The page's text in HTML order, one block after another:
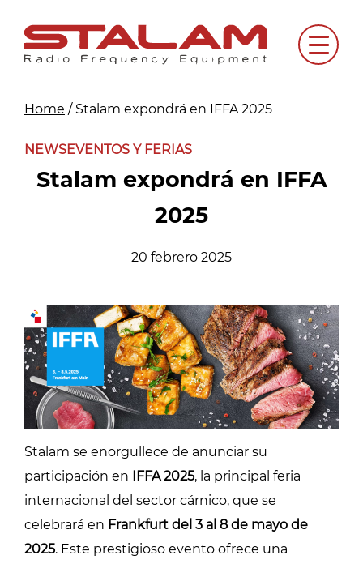
content
Menu
Home / Stalam expondrá en IFFA 2025
NEWSEVENTOS Y FERIAS
Stalam expondrá en IFFA
2025
20 febrero 2025
Stalam se enorgullece de anunciar su
participación en IFFA 2025, la principal feria
internacional del sector cárnico, que se
celebrará en Frankfurt del 3 al 8 de mayo de
2025. Este prestigioso evento ofrece una